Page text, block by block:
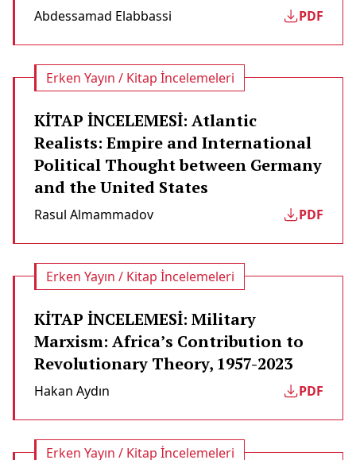
Abdessamad Elabbassi PDF
Erken Yayın / Kitap İncelemeleri
KİTAP İNCELEMESİ: Atlantic
Realists: Empire and International
Political Thought between Germany
and the United States
Rasul Almammadov PDF
Erken Yayın / Kitap İncelemeleri
KİTAP İNCELEMESİ: Military
Marxism: Africa’s Contribution to
Revolutionary Theory, 1957-2023
Hakan Aydın PDF
Erken Yayın / Kitap İncelemeleri